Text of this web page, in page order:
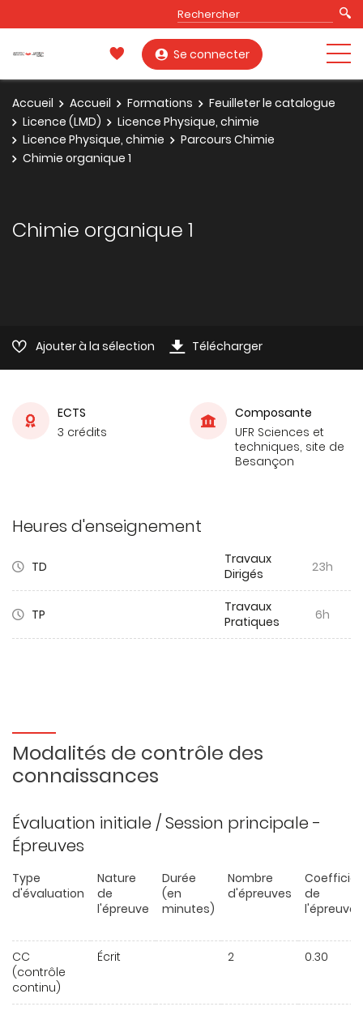
Se connecter
Accueil Accueil Formations
Feuilleter le catalogue
Licence (LMD)
Licence Physique, chimie
Licence Physique, chimie
Parcours Chimie
Chimie organique 1
Chimie organique 1
Ajouter à la sélection Télécharger
ECTS
3 crédits
Composante
UFR Sciences et
techniques, site de
Besançon
Heures d'enseignement
TD
Travaux
Dirigés
23h
TP
Travaux
Pratiques
6h
Modalités de contrôle des
connaissances
Évaluation initiale / Session principale -
Épreuves
Type
d'évaluation
Nature
de
l'épreuve
Durée
(en
minutes)
Nombre
d'épreuves
de
l'épreuve
CC
(contrôle
continu)
Écrit 2 0.30